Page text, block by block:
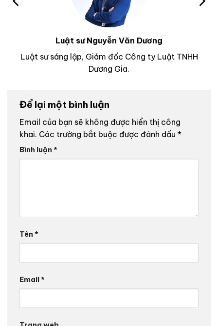
Luật sư Nguyễn Văn Dương
Luật sư sáng lập, Giám đốc Công ty Luật TNHH
Dương Gia.
Để lại một bình luận
Email của bạn sẽ không được hiển thị công
khai. Các trường bắt buộc được đánh dấu *
Bình luận *
Tên *
Email*